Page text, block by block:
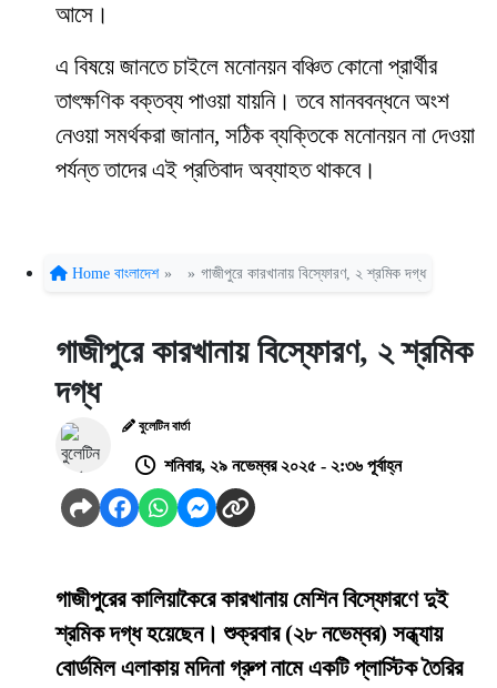
আসে।
এ বিষয়ে জানতে চাইলে মনোনয়ন বঞ্চিত কোনো প্রার্থীর
তাৎক্ষণিক বক্তব্য পাওয়া যায়নি। তবে মানববন্ধনে অংশ
নেওয়া সমর্থকরা জানান, সঠিক ব্যক্তিকে মনোনয়ন না দেওয়া
পর্যন্ত তাদের এই প্রতিবাদ অব্যাহত থাকবে।
Home বাংলাদেশ » » গাজীপুরে কারখানায় বিস্ফোরণ, ২ শ্রমিক দগ্ধ
গাজীপুরে কারখানায় বিস্ফোরণ, ২ শ্রমিক
দগ্ধ
বুলেটিন বার্তা
শনিবার, ২৯ নভেম্বর ২০২৫ - ২:৩৬ পূর্বাহ্ন
গাজীপুরের কালিয়াকৈরে কারখানায় মেশিন বিস্ফোরণে দুই
শ্রমিক দগ্ধ হয়েছেন। শুক্রবার (২৮ নভেম্বর) সন্ধ্যায়
বোর্ডমিল এলাকায় মদিনা গ্রুপ নামে একটি প্লাস্টিক তৈরির